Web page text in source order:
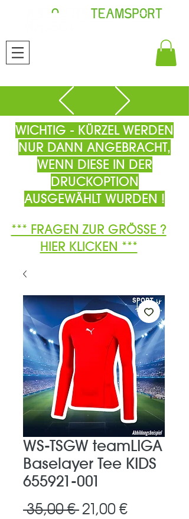
WICHTIG - KÜRZEL WERDEN
NUR DANN ANGEBRACHT,
WENN DIESE IN DER
DRUCKOPTION
AUSGEWÄHLT WURDEN !
*** FRAGEN ZUR GRÖSSE ?
HIER KLICKEN ***
WS-TSGW teamLIGA
Baselayer Tee KIDS
655921-001
35,00 € Standardpreis
21,00 €Sale-